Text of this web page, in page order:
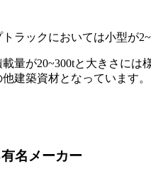
ラックにおいては小型が
量が20~300tと大きさには
建築資材となっています。
名メーカー